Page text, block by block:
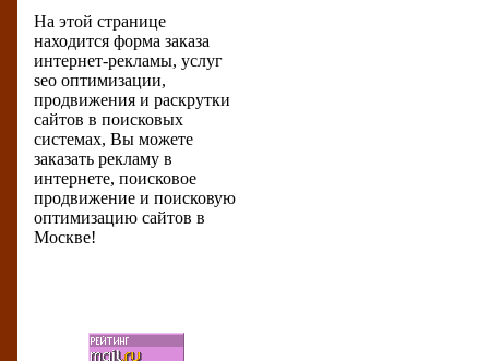
На этой странице
находится форма заказа
интернет-рекламы, услуг
seo оптимизации,
продвижения и раскрутки
сайтов в поисковых
системах, Вы можете
заказать рекламу в
интернете, поисковое
продвижение и поисковую
оптимизацию сайтов в
Москве!